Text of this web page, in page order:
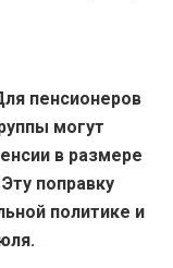
пенсионеров
могут
в размере
поправку
политике и